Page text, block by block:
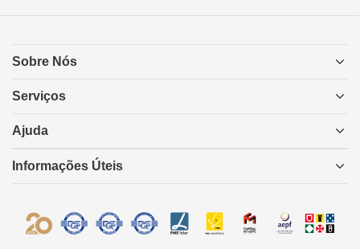
Sobre Nós
Serviços
Ajuda
Informações Úteis